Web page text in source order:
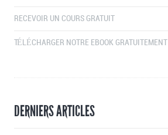
RECEVOIR UN COURS GRATUIT
TÉLÉCHARGER NOTRE EBOOK GRATUITEMENT
DERNIERS ARTICLES